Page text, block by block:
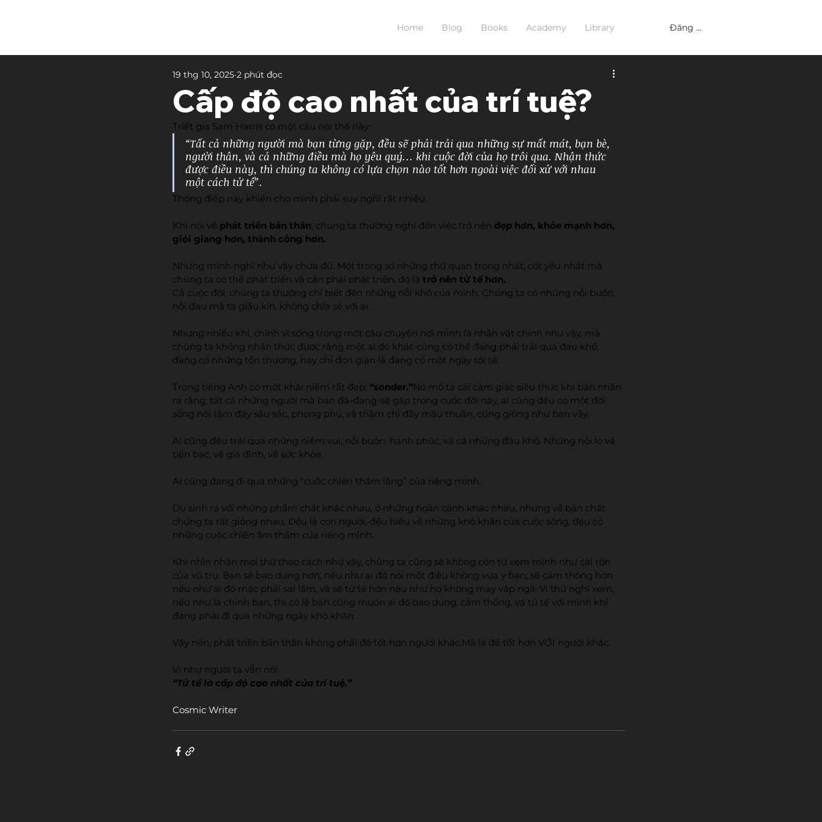
Home Blog Books Academy Library Đăng nhập
Cấp độ cao nhất của trí tuệ?
19 thg 10, 2025 2 phút đọc
Triết gia Sam Harris có một câu nói thế này:
“Tất cả những người mà bạn từng gặp, đều sẽ phải trải qua những sự mất mát, bạn bè,
người thân, và cả những điều mà họ yêu quý… khi cuộc đời của họ trôi qua. Nhận thức
được điều này, thì chúng ta không có lựa chọn nào tốt hơn ngoài việc đối xử với nhau
một cách tử tế”.
Thông điệp này khiến cho mình phải suy nghĩ rất nhiều.
Khi nói về phát triển bản thân, chúng ta thường nghĩ đến việc trở nên đẹp hơn, khỏe mạnh hơn,
giỏi giang hơn, thành công hơn.
Nhưng mình nghĩ như vậy chưa đủ. Một trong số những thứ quan trọng nhất, cốt yếu nhất mà
chúng ta có thể phát triển và cần phải phát triển, đó là trở nên tử tế hơn.
Cả cuộc đời, chúng ta thường chỉ biết đến những nỗi khổ của mình. Chúng ta có những nỗi buồn,
nỗi đau mà ta giấu kín, không chia sẻ với ai.
Nhưng nhiều khi, chính vì sống trong một câu chuyện nơi mình là nhân vật chính như vậy, mà
chúng ta không nhận thức được rằng một ai đó khác cũng có thể đang phải trải qua đau khổ,
đang có những tổn thương, hay chỉ đơn giản là đang có một ngày tồi tệ.
Trong tiếng Anh có một khái niệm rất đẹp: “sonder.”Nó mô tả cái cảm giác siêu thực khi bạn nhận
ra rằng: tất cả những người mà bạn đã-đang-sẽ gặp trong cuộc đời này, ai cũng đều có một đời
sống nội tâm đầy sâu sắc, phong phú, và thậm chí đầy mâu thuẫn, cũng giống như bạn vậy.
Ai cũng đều trải qua những niềm vui, nỗi buồn, hạnh phúc, và cả những đau khổ. Những nỗi lo về
tiền bạc, về gia đình, về sức khỏe.
Ai cũng đang đi qua những “cuộc chiến thầm lặng” của riêng mình.
Dù sinh ra với những phẩm chất khác nhau, ở những hoàn cảnh khác nhau, nhưng về bản chất
chúng ta rất giống nhau. Đều là con người, đều hiểu về những khó khăn của cuộc sống, đều có
những cuộc chiến âm thầm của riêng mình.
Khi nhìn nhận mọi thứ theo cách như vậy, chúng ta cũng sẽ không còn tự xem mình như cái rốn
của vũ trụ. Bạn sẽ bao dung hơn, nếu như ai đó nói một điều không vừa ý bạn, sẽ cảm thông hơn
nếu như ai đó mắc phải sai lầm, và sẽ tử tế hơn nếu như họ không may vấp ngã. Vì thử nghĩ xem,
nếu như là chính bạn, thì có lẽ bạn cũng muốn ai đó bao dung, cảm thông, và tử tế với mình khi
đang phải đi qua những ngày khó khăn.
Vậy nên, phát triển bản thân không phải để tốt hơn người khác.Mà là để tốt hơn VỚI người khác.
Vì như người ta vẫn nói:
“Tử tế là cấp độ cao nhất của trí tuệ.”
Cosmic Writer